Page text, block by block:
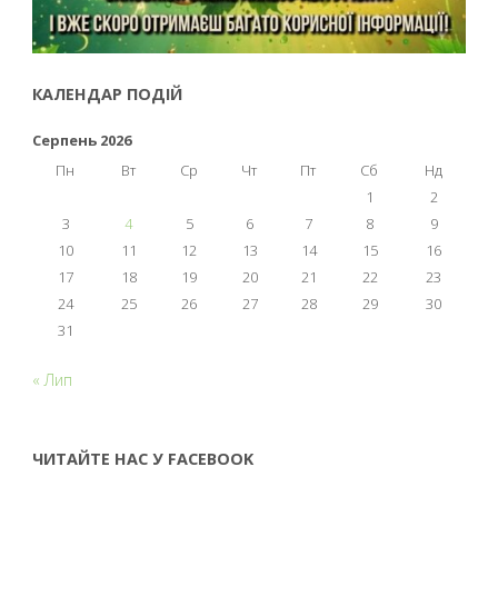
КАЛЕНДАР ПОДІЙ
Серпень 2026
Пн
Вт Ср Чт Пт Сб
Нд
1
2
3
4 5 6 7 8
9
10
11 12 13 14 15
16
17
18 19 20 21 22
23
24
25 26 27 28 29
30
31
« Лип
ЧИТАЙТЕ НАС У FACEBOOK